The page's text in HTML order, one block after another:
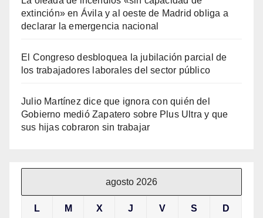
extinción» en Ávila y al oeste de Madrid obliga a
declarar la emergencia nacional
El Congreso desbloquea la jubilación parcial de
los trabajadores laborales del sector público
Julio Martínez dice que ignora con quién del
Gobierno medió Zapatero sobre Plus Ultra y que
sus hijas cobraron sin trabajar
agosto 2026
L M X J V S D